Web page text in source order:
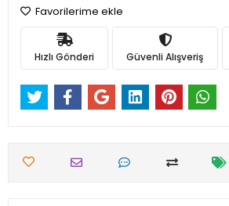
Favorilerime ekle
Hızlı Gönderi Güvenli Alışveriş